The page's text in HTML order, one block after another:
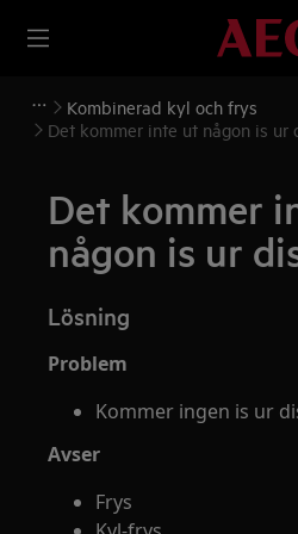
Kombinerad kyl och frys
Det kommer inte ut någon is ur
Det kommer
någon is ur
Lösning
Problem
Kommer ingen is ur
Avser
Frys